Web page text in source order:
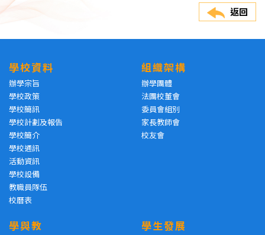
返回
學校資料
辦學宗旨
學校政策
學校簡訊
學校計劃及報告
學校簡介
學校通訊
活動資訊
學校設備
教職員隊伍
校曆表
組織架構
辦學團體
法團校董會
委員會組別
家長教師會
校友會
學與教 學生發展